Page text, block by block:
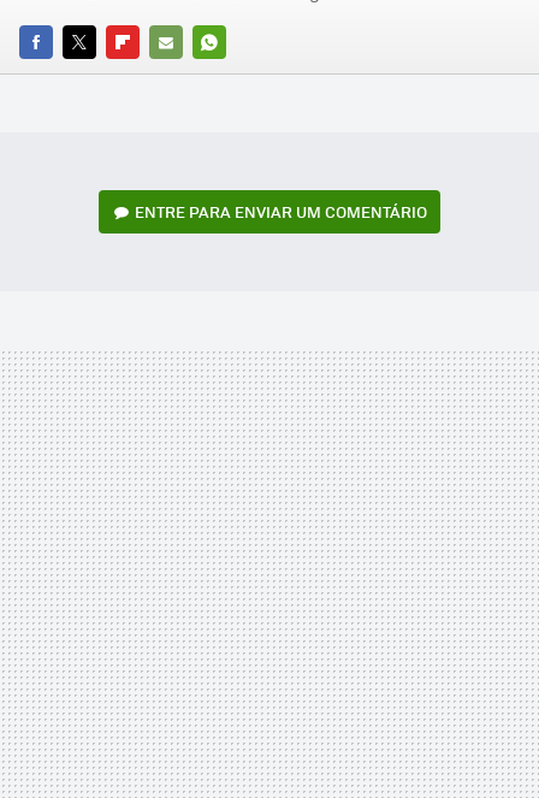
FACEBOOK
TWITTERFLIPBOARD
E-
WHATSAPP
ENTRE PARA ENVIAR UM COMENTÁRIO